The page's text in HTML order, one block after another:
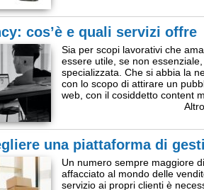
cos’è e quali servizi offre
Sia per scopi lavorativi che
essere utile, se non
specializzata. Che si abbia la
con lo scopo di attirare un
web, con il cosiddetto content
una piattaforma di
Un numero sempre maggiore
affacciato al mondo delle
servizio ai propri clienti è